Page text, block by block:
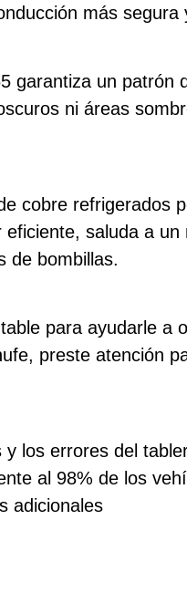
más segura
garantiza un patrón
ni áreas
cobre refrigerados
saluda a un
de bombillas.
para ayudarle a
preste atención
los errores del
al 98% de los
adicionales